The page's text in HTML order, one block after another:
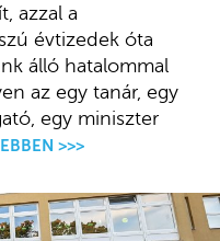
azzal a
évtizedek óta
álló hatalommal
az egy tanár, egy
egy miniszter
>>>